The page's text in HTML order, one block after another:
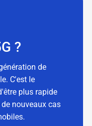
?
de
C'est le
plus rapide
nouveaux cas